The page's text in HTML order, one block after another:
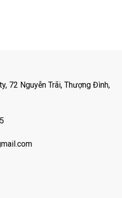
72 Nguyễn Trãi, Thượng Đình,